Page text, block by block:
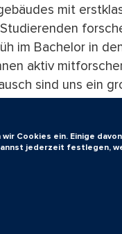
mit
im Bachelor in
aktiv
sind uns ein
die internationale
findet 7. Auflage
zu
Cookies ein. Einige
jederzeit festlegen,